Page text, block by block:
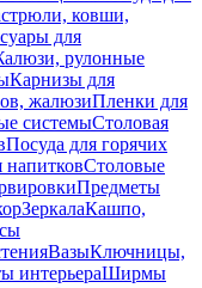
ковши,
для
рулонные
Карнизы для
жалюзиПленки для
системыСтоловая
Посуда для горячих
напитковСтоловые
Предметы
ЗеркалаКашпо,
ВазыКлючницы,
интерьераШирмы